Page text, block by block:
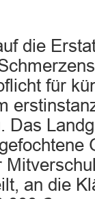
die
für
Das
an die